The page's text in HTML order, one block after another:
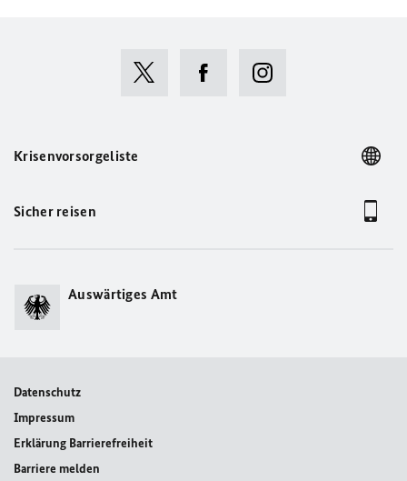
Krisenvorsorgeliste
Sicher reisen
Auswärtiges Amt
Datenschutz
Impressum
Erklärung Barrierefreiheit
Barriere melden